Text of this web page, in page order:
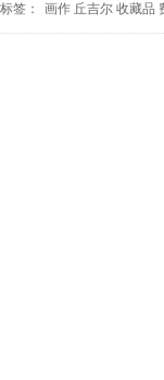
标签： 画作 丘吉尔 收藏品